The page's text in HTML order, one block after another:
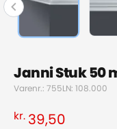
Janni Stuk 50
Varenr.: 755LN: 108.000
kr. 39,50